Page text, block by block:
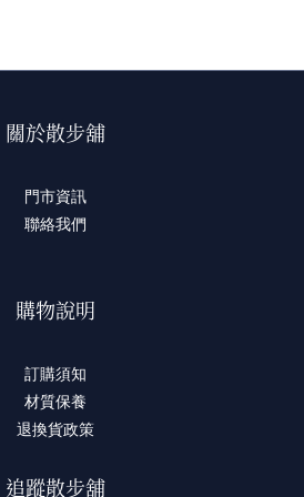
關於散步舖
門市資訊
聯絡我們
購物說明
訂購須知
材質保養
退換貨政策
追蹤散步舖